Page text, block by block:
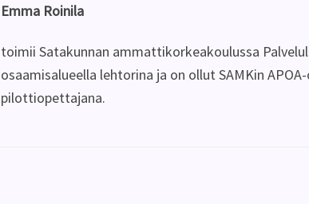
Emma Roinila
toimii Satakunnan ammattikorkeakoulussa
osaamisalueella lehtorina ja on ollut SAMKin
pilottiopettajana.